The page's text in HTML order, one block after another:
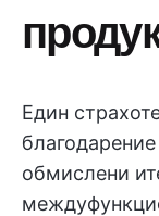
Един
обмислени